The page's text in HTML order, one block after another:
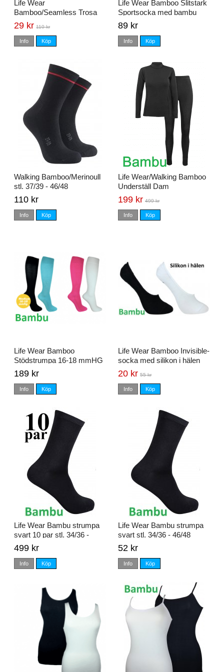
Life Wear
Bamboo/Seamless Trosa
Svart stl. S + XL
29 kr 110 kr
Info Köp
Life Wear Bamboo Slitstark
Sportsocka med bambu
89 kr
Info Köp
Walking Bamboo/Merinoull
stl. 37/39 - 46/48
110 kr
Info Köp
Life Wear/Walking Bamboo
Underställ Dam
199 kr 499 kr
Info Köp
Life Wear Bamboo
Stödstrumpa 16-18 mmHG
Stl. 37/39 - 40/42
189 kr
Info Köp
Life Wear Bamboo Invisible-
socka med silikon i hälen
20 kr 55 kr
Info Köp
Life Wear Bambu strumpa
svart 10 par stl. 34/36 -
46/48
499 kr
Info Köp
Life Wear Bambu strumpa
svart stl. 34/36 - 46/48
52 kr
Info Köp